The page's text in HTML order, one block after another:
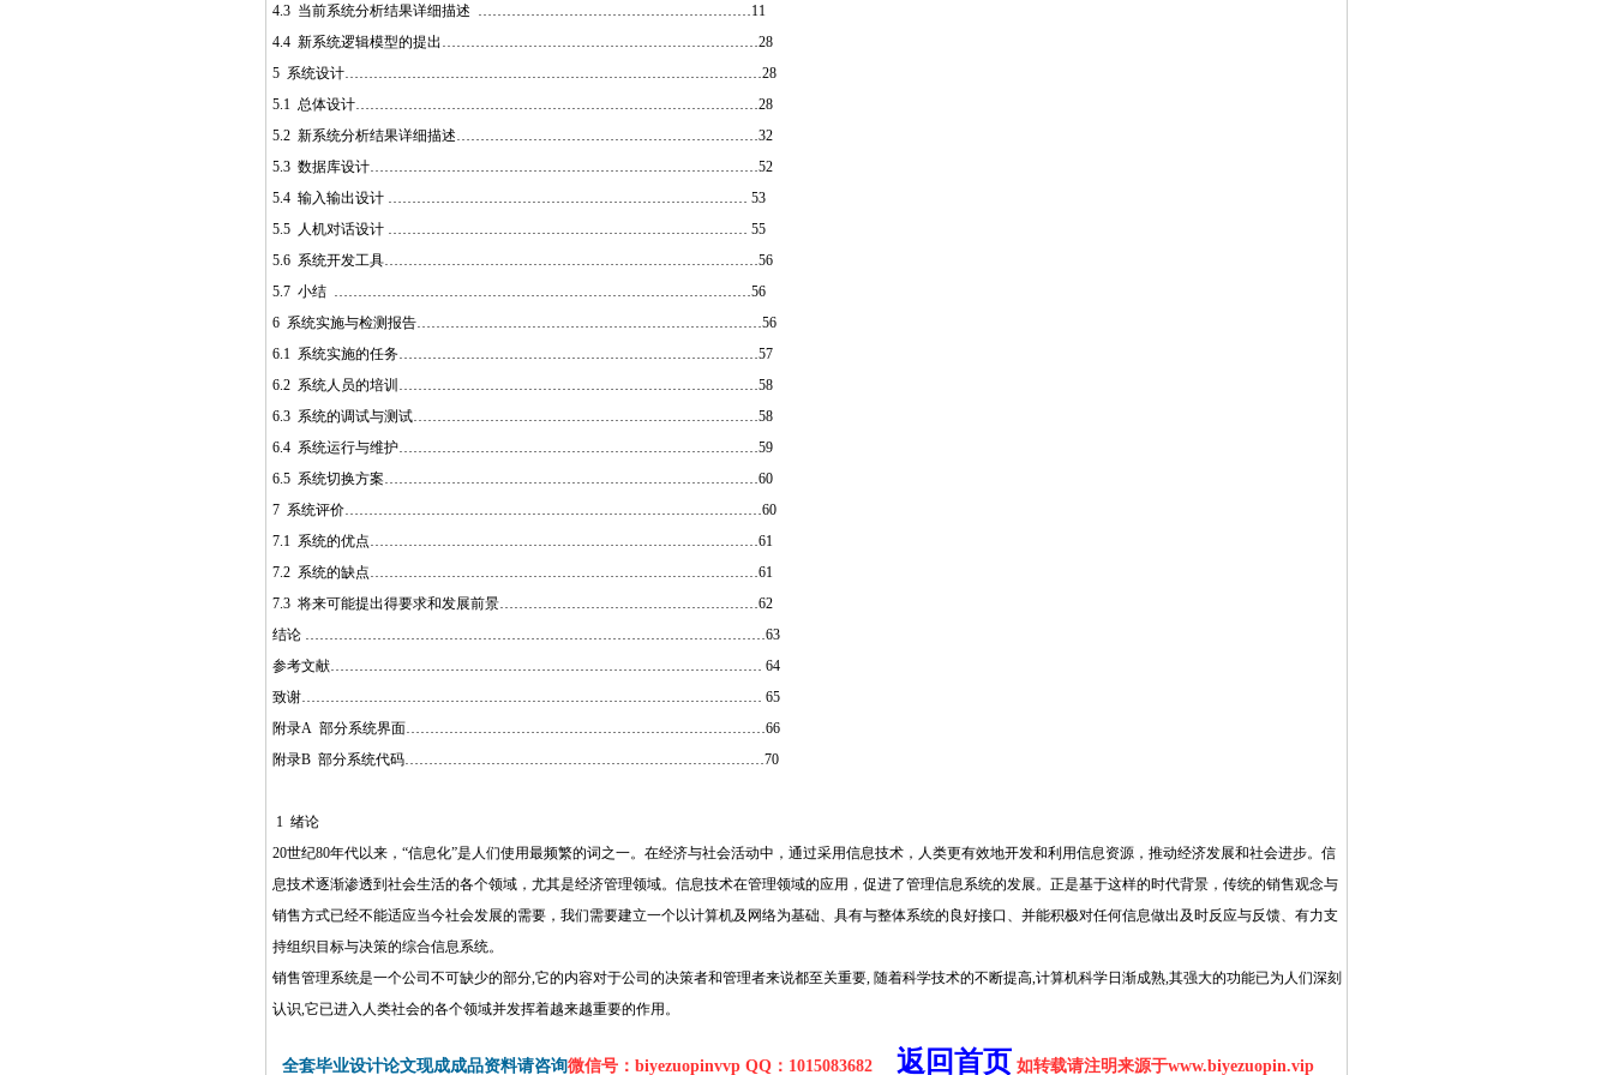
4.3 当前系统分析结果详细描述 …………………………………………………11
4.4 新系统逻辑模型的提出…………………………………………………………28
5 系统设计……………………………………………………………………………28
5.1 总体设计…………………………………………………………………………28
5.2 新系统分析结果详细描述………………………………………………………32
5.3 数据库设计………………………………………………………………………52
5.4 输入输出设计 ………………………………………………………………… 53
5.5 人机对话设计 ………………………………………………………………… 55
5.6 系统开发工具……………………………………………………………………56
5.7 小结 ……………………………………………………………………………56
6 系统实施与检测报告………………………………………………………………56
6.1 系统实施的任务…………………………………………………………………57
6.2 系统人员的培训…………………………………………………………………58
6.3 系统的调试与测试………………………………………………………………58
6.4 系统运行与维护…………………………………………………………………59
6.5 系统切换方案……………………………………………………………………60
7 系统评价……………………………………………………………………………60
7.1 系统的优点………………………………………………………………………61
7.2 系统的缺点………………………………………………………………………61
7.3 将来可能提出得要求和发展前景………………………………………………62
结论 ……………………………………………………………………………………63
参考文献……………………………………………………………………………… 64
致谢…………………………………………………………………………………… 65
附录A 部分系统界面…………………………………………………………………66
附录B 部分系统代码…………………………………………………………………70
1 绪论
20世纪80年代以来，“信息化”是人们使用最频繁的词之一。在经济与社会活动中，通过采用信息技术，人类更有效地开发和利用信息资源，推动经济发展和社会进步。信
息技术逐渐渗透到社会生活的各个领域，尤其是经济管理领域。信息技术在管理领域的应用，促进了管理信息系统的发展。正是基于这样的时代背景，传统的销售观念与
销售方式已经不能适应当今社会发展的需要，我们需要建立一个以计算机及网络为基础、具有与整体系统的良好接口、并能积极对任何信息做出及时反应与反馈、有力支
持组织目标与决策的综合信息系统。
销售管理系统是一个公司不可缺少的部分,它的内容对于公司的决策者和管理者来说都至关重要, 随着科学技术的不断提高,计算机科学日渐成熟,其强大的功能已为人们深刻
认识,它已进入人类社会的各个领域并发挥着越来越重要的作用。
全套毕业设计论文现成成品资料请咨询微信号：biyezuopinvvp QQ：1015083682 返回首页 如转载请注明来源于www.biyezuopin.vip